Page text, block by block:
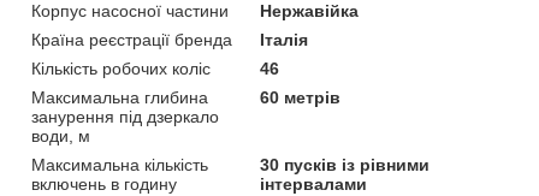
Корпус насосної частини
Нержавійка
Країна реєстрації бренда
Італія
Кількість робочих коліс
46
Максимальна глибина
занурення під дзеркало
води, м
60 метрів
Максимальна кількість
включень в годину
30 пусків із рівними
інтервалами